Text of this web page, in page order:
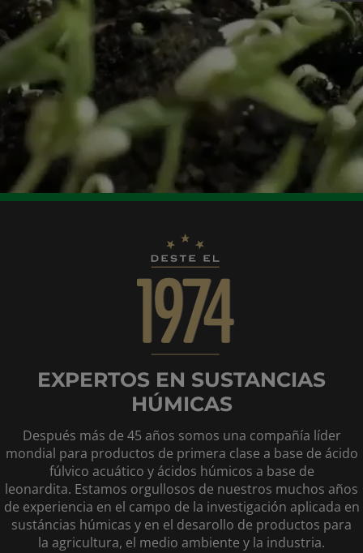
EXPERTOS EN SUSTANCIAS
HÚMICAS
Después más de 45 años somos una compañía líder
mondial para productos de primera clase a base de ácido
fúlvico acuático y ácidos húmicos a base de
leonardita. Estamos orgullosos de nuestros muchos años
de experiencia en el campo de la investigación aplicada en
sustáncias húmicas y en el desarollo de productos para
la agricultura, el medio ambiente y la industria.